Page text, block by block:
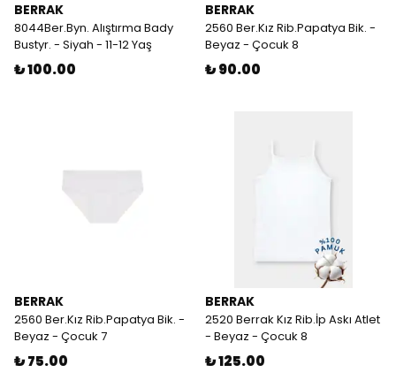
BERRAK
8044Ber.Byn. Alıştırma Bady
Bustyr. - Siyah - 11-12 Yaş
₺ 100.00
BERRAK
2560 Ber.Kız Rib.Papatya Bik. -
Beyaz - Çocuk 8
₺ 90.00
BERRAK
2560 Ber.Kız Rib.Papatya Bik. -
Beyaz - Çocuk 7
₺ 75.00
BERRAK
2520 Berrak Kız Rib.İp Askı Atlet
- Beyaz - Çocuk 8
₺ 125.00